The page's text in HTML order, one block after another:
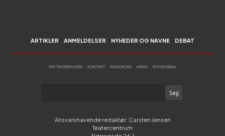
ARTIKLER ANMELDELSER NYHEDER OG NAVNE DEBAT
OM TEATERAVISEN KONTAKT ANNONCER ARKIV NYHEDSMAIL
Ansvarshavende redaktør: Carsten Jensen
Teatercentrum